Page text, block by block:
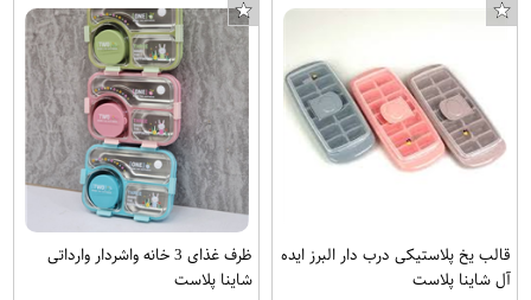
قالب یخ پلاستیکی درب دار البرز ایده
آل شاینا پلاست
ظرف غذای 3 خانه واشردار وارداتی
شاینا پلاست